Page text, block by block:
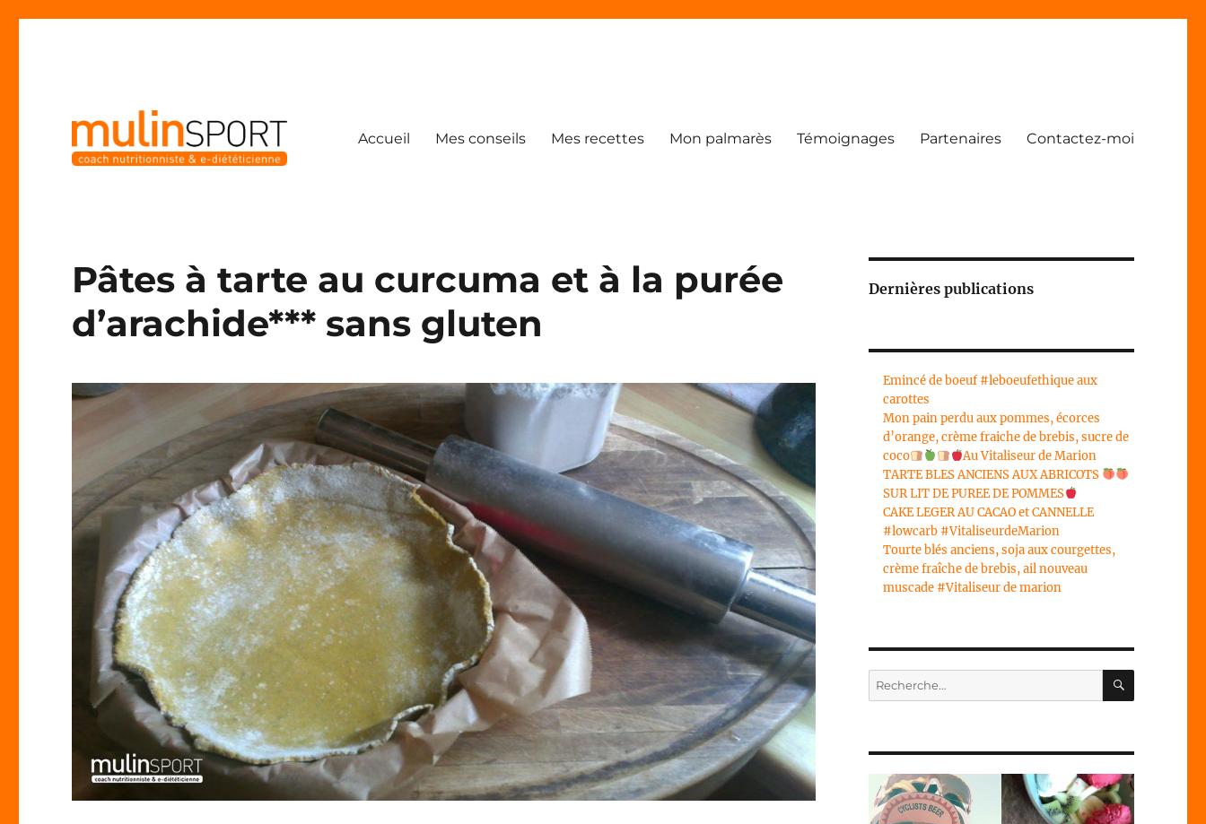
Accueil Mes conseils Mes recettes Mon palmarès Témoignages Partenaires Contactez-moi
Pâtes à tarte au curcuma et à la purée
d’arachide*** sans gluten
Dernières publications
Emincé de boeuf #leboeufethique aux
carottes
Mon pain perdu aux pommes, écorces
d’orange, crème fraiche de brebis, sucre de
coco
Au Vitaliseur de Marion
TARTE BLES ANCIENS AUX ABRICOTS
SUR LIT DE PUREE DE POMMES
CAKE LEGER AU CACAO et CANNELLE
#lowcarb #VitaliseurdeMarion
Tourte blés anciens, soja aux courgettes,
crème fraîche de brebis, ail nouveau
muscade #Vitaliseur de marion
Recherche
pour :